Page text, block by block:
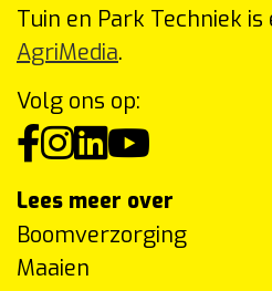
Tuin en Park Techniek
AgriMedia.
Volg ons op:
Lees meer over
Boomverzorging
Maaien